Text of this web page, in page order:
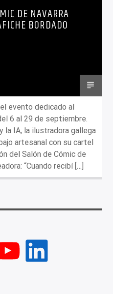
DE NAVARRA
BORDADO
evento dedicado al
6 al 29 de septiembre.
la IA, la ilustradora gallega
artesanal con su cartel
del Salón de Cómic de
“Cuando recibí […]
LinkedIn